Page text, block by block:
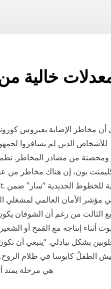
خالية من
المخاطر ومحصنة من مصادر
كليمنت بون، إن هناك مخاطر
في مؤشر الأمان العالمي لمشغلي
أثناء إنتاجه مع القمح أو
بشكل تبادلي. "ينبغي أن
الطفلُ كابوسا في ظلام الروح."
هي مرحلة يمتد